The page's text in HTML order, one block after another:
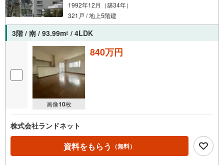
1992年12月（築34年）
321戸 / 地上5階建
3階 / 南 / 93.99m2 / 4LDK
画像10枚
840万円
株式会社ランドネット
資料をもらう （無料）